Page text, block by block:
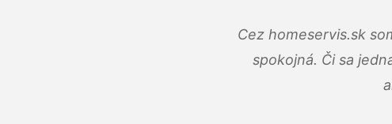
Cez homeservis.sk
spokojná. Či sa